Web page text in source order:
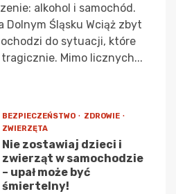
alkohol i samochód.
Dolnym Śląsku Wciąż zbyt
do sytuacji, które
Mimo licznych...
BEZPIECZEŃSTWO
ZDROWIE
ZWIERZĘTA
Nie zostawiaj dzieci i
zwierząt w samochodzie
– upał może być
śmiertelny!